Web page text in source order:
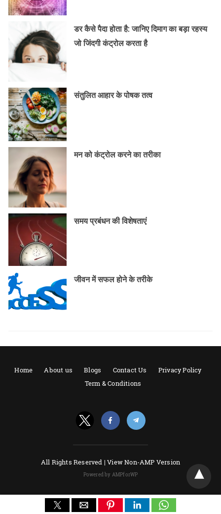
डर कैसे पैदा होता है: जानिए दिमाग का बड़ा रहस्य
जो जिंदगी कंट्रोल करता है
संतुलित आहार के पोषक तत्व
मन को कंट्रोल करने का तरीका
समय प्रबंधन की विशेषताएं
जीवन में सफल होने के तरीके
Home About us Blogs Contact Us
Privacy Policy
Term & Conditions
All Rights Reserved |View Non-AMP Version
Powered by AMPforWP